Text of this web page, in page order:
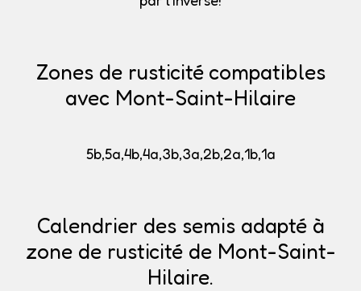
Zones de rusticité compatibles
avec Mont-Saint-Hilaire
5b,5a,4b,4a,3b,3a,2b,2a,1b,1a
Calendrier des semis adapté à
zone de rusticité de Mont-Saint-
Hilaire.